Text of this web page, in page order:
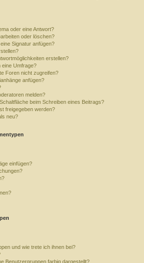
oder eine Antwort?
oder löschen?
Signatur anfügen?
erstellen?
eine Umfrage?
Foren nicht zugreifen?
anfügen?
melden?
beim Schreiben eines Beitrags?
freigegeben werden?
neu?
einfügen?
und wie trete ich ihnen bei?
Benutzergruppen farbig dargestellt?